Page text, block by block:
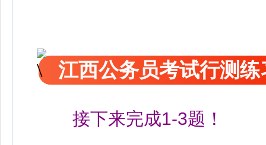
江西公务员考试行测练
接下来完成1-3题！